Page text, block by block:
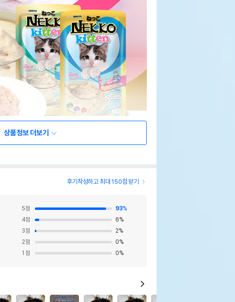
상품정보 더보기
후기작성하고 최대 150점 받기
5점 93%
4점 6%
3점 2%
2점 0%
1 점 0%